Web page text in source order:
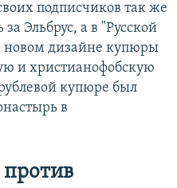
подписчиков так же
Эльбрус, а в "Русской
новом дизайне купюры
и христианофобскую
купюре был
в